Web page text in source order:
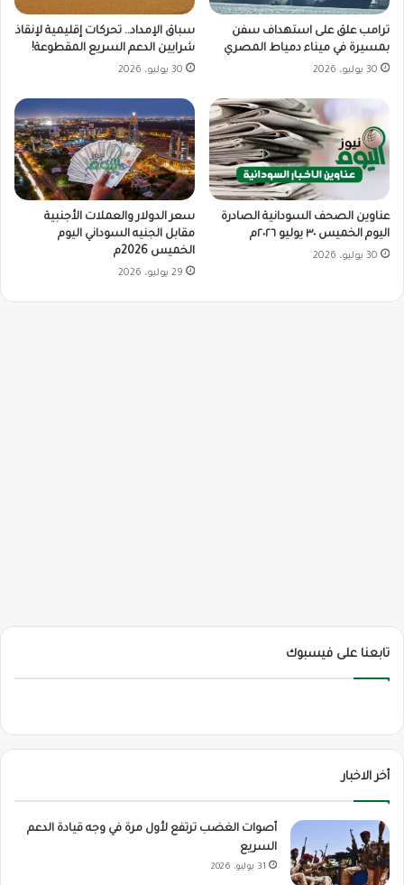
ترامب علق على استهداف سفن
بمسيرة في ميناء دمياط المصري
30 يوليو، 2026
سباق الإمداد.. تحركات إقليمية لإنقاذ
شرايين الدعم السريع المقطوعة!
30 يوليو، 2026
عناوين الصحف السودانية الصادرة
اليوم الخميس ٣٠ يوليو ٢٠٢٦م
30 يوليو، 2026
سعر الدولار والعملات الأجنبية
مقابل الجنيه السوداني اليوم
الخميس 2026م
29 يوليو، 2026
تابعنا على فيسبوك
أخر الاخبار
أصوات الغضب ترتفع لأول مرة في وجه قيادة الدعم
السريع
31 يوليو، 2026